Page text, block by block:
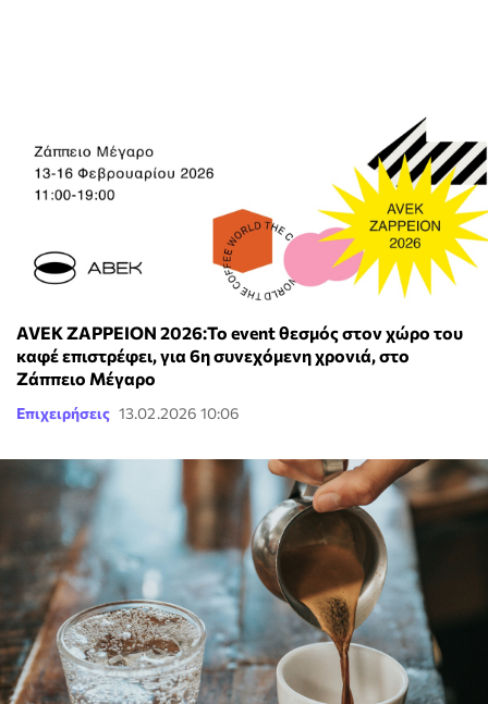
AVEK ZAPPEION 2026:Το event θεσμός στον χώρο του
καφέ επιστρέφει, για 6η συνεχόμενη χρονιά, στο
Ζάππειο Μέγαρο
Επιχειρήσεις 13.02.2026 10:06